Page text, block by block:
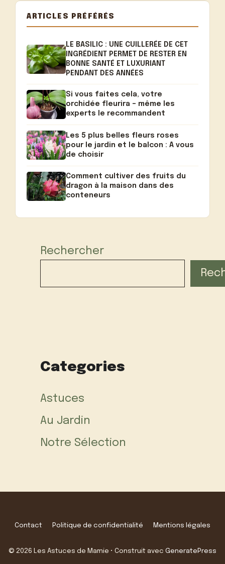
ARTICLES PRÉFÉRÉS
LE BASILIC : UNE CUILLERÉE DE CET
INGRÉDIENT PERMET DE RESTER EN
BONNE SANTÉ ET LUXURIANT
PENDANT DES ANNÉES
Si vous faites cela, votre
orchidée fleurira – même les
experts le recommandent
Les 5 plus belles fleurs roses
pour le jardin et le balcon : A vous
de choisir
Comment cultiver des fruits du
dragon à la maison dans des
conteneurs
Rechercher
Categories
Astuces
Au Jardin
Notre Sélection
Contact Politique de confidentialité Mentions légales
© 2026 Les Astuces de Mamie • Construit avec GeneratePress